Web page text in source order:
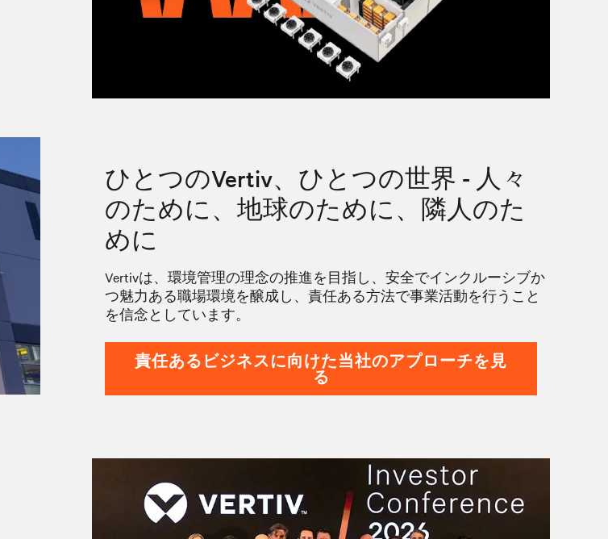
ひとつのVertiv、ひとつの世界 - 人々
のために、地球のために、隣人のた
めに
Vertivは、環境管理の理念の推進を目指し、安全でインクルーシブか
つ魅力ある職場環境を醸成し、責任ある方法で事業活動を行うこと
を信念としています。
責任あるビジネスに向けた当社のアプローチを見
る